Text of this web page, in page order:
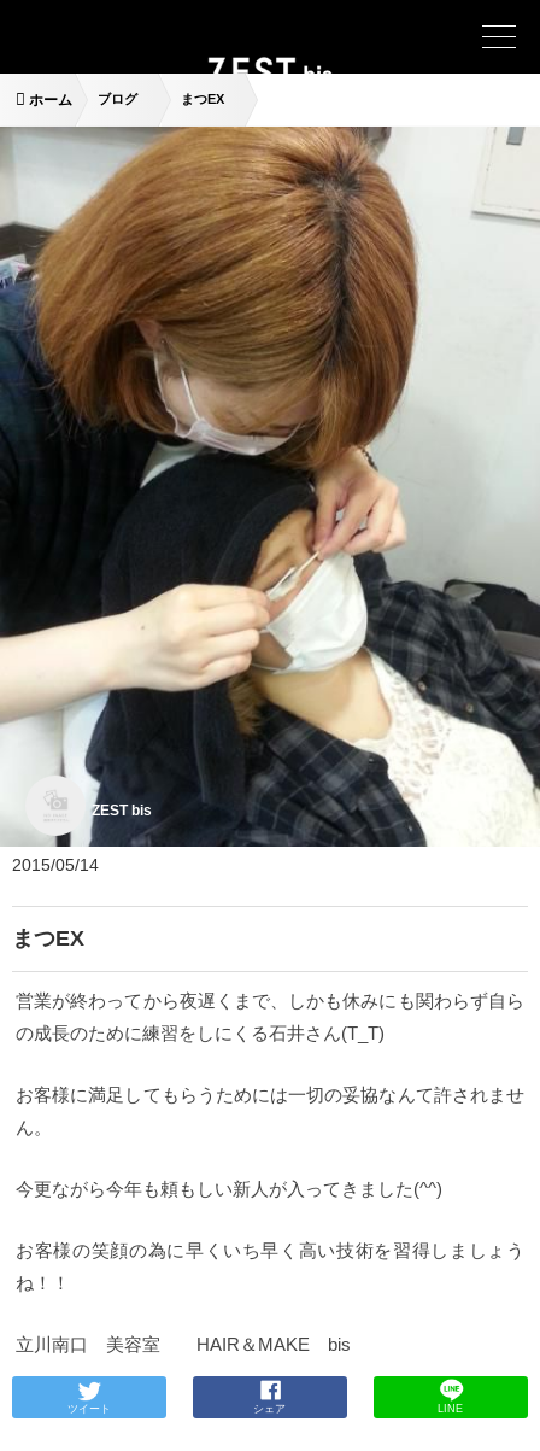
ホーム ブログ まつEX
ZEST bis
2015/05/14
まつEX
営業が終わってから夜遅くまで、しかも休みにも関わらず自ら
の成長のために練習をしにくる石井さん(T_T)
お客様に満足してもらうためには一切の妥協なんて許されませ
ん。
今更ながら今年も頼もしい新人が入ってきました(^^)
お客様の笑顔の為に早くいち早く高い技術を習得しましょう
ね！！
立川南口 美容室 HAIR＆MAKE bis
ツイート シェア LINE